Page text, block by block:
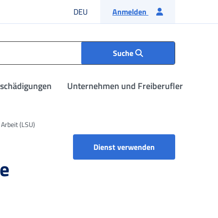
DEU Deutsche Sprache
Anmelden
Suche
Unternehmen und Freiberufler
(LSU)
Dienst verwenden